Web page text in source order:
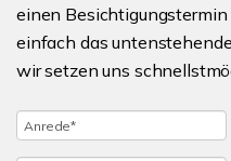
einen
einfach das
wir setzen uns